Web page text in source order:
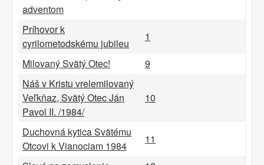
adventom
Príhovor k
cyrilometodskému jubileu
1
Milovaný Svätý Otec!
9
Náš v Kristu vrelemilovaný
Veľkňaz, Svätý Otec Ján
Pavol II. /1984/
10
Duchovná kytica Svätému
Otcovi k Vianociam 1984
11